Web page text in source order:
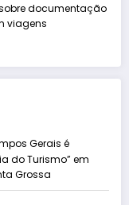
documentação
viagens
Gerais é
do Turismo” em
Grossa